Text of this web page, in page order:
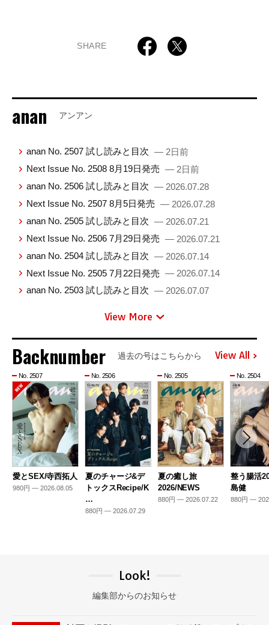
SHARE
anan アンアン
anan No. 2507 試し読みと目次 — 2日前
Next Issue No. 2508 8月19日発売 — 2日前
anan No. 2506 試し読みと目次 — 2026.07.28
Next Issue No. 2507 8月5日発売 — 2026.07.28
anan No. 2505 試し読みと目次 — 2026.07.21
Next Issue No. 2506 7月29日発売 — 2026.07.21
anan No. 2504 試し読みと目次 — 2026.07.14
Next Issue No. 2505 7月22日発売 — 2026.07.14
anan No. 2503 試し読みと目次 — 2026.07.07
View More
Backnumber 過去の号はこちらから View All
No. 2507
愛とSEX/寺西拓人
980円 — 2026.08.05
No. 2506
夏のチャージ&デ
トックスRecipe/K
…
880円 — 2026.07.29
No. 2505
夏の癒し旅
2026/NEWS
880円 — 2026.07.22
No. 2504
整う腸活
島健
880円 —
Look!
編集部からのお知らせ